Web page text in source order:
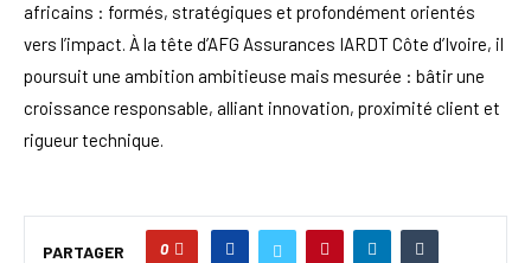
africains : formés, stratégiques et profondément orientés
vers l’impact. À la tête d’AFG Assurances IARDT Côte d’Ivoire, il
poursuit une ambition ambitieuse mais mesurée : bâtir une
croissance responsable, alliant innovation, proximité client et
rigueur technique.
PARTAGER 0